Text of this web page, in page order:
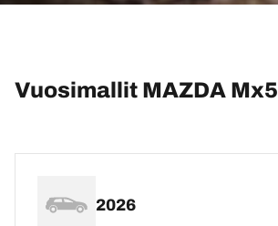
Vuosimallit MAZDA Mx5
2026